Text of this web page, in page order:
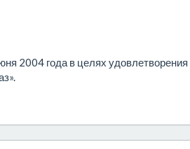
2004 года в целях удовлетворения